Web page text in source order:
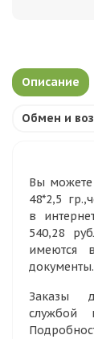
Описание
Обмен и
Вы можете
48*2,5
в
540,28
имеются
документы.
Заказы
службой